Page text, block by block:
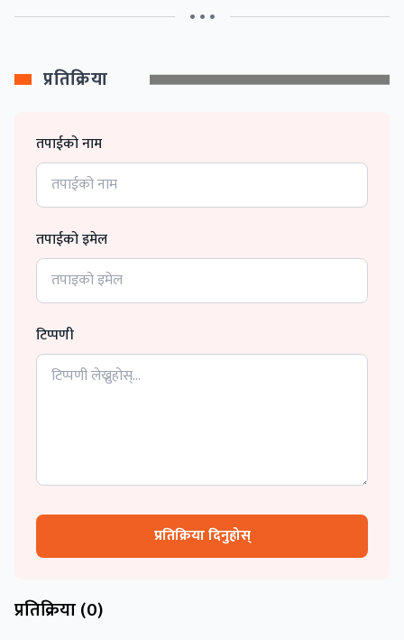
• • •
प्रतिक्रिया
तपाईको नाम
तपाईको इमेल
टिप्पणी
प्रतिक्रिया दिनुहोस्
प्रतिक्रिया (0)